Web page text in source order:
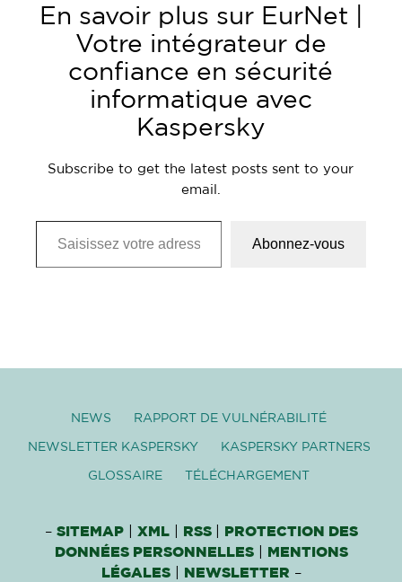
En savoir plus sur EurNet |
Votre intégrateur de
confiance en sécurité
informatique avec
Kaspersky
Subscribe to get the latest posts sent to your
email.
Saisissez votre adresse e-mail…
Abonnez-vous
NEWS RAPPORT DE VULNÉRABILITÉ
NEWSLETTER KASPERSKY KASPERSKY PARTNERS
GLOSSAIRE TÉLÉCHARGEMENT
– SITEMAP| XML| RSS
PROTECTION DES
DONNÉES PERSONNELLES|
MENTIONS
LÉGALES| NEWSLETTER –